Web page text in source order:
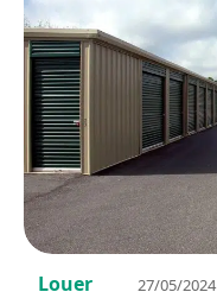
Louer 27/05/2024